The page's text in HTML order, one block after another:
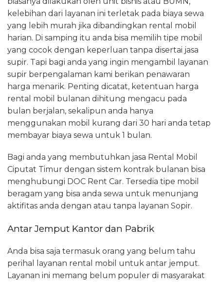
kelebihan dari layanan ini terletak pada biaya sewa
yang lebih murah jika dibandingkan rental mobil
harian. Di samping itu anda bisa memilih tipe mobil
yang cocok dengan keperluan tanpa disertai jasa
supir. Tapi bagi anda yang ingin mengambil layanan
supir berpengalaman kami berikan penawaran
harga menarik. Penting dicatat, ketentuan harga
rental mobil bulanan dihitung mengacu pada
bulan berjalan, sekalipun anda hanya
menggunakan mobil kurang dari 30 hari anda tetap
membayar biaya sewa untuk 1 bulan.
Bagi anda yang membutuhkan jasa Rental Mobil
Ciputat Timur dengan sistem kontrak bulanan bisa
menghubungi DOC Rent Car. Tersedia tipe mobil
beragam yang bisa anda sewa untuk menunjang
aktifitas anda dengan atau tanpa layanan Sopir.
Antar Jemput Kantor dan Pabrik
Anda bisa saja termasuk orang yang belum tahu
perihal layanan rental mobil untuk antar jemput.
Layanan ini memang belum populer di masyarakat